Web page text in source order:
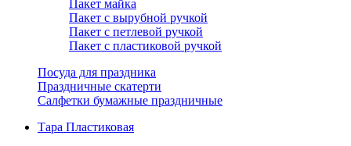
Пакет майка
Пакет с вырубной ручкой
Пакет с петлевой ручкой
Пакет с пластиковой ручкой
Посуда для праздника
Праздничные скатерти
Салфетки бумажные праздничные
Тара Пластиковая